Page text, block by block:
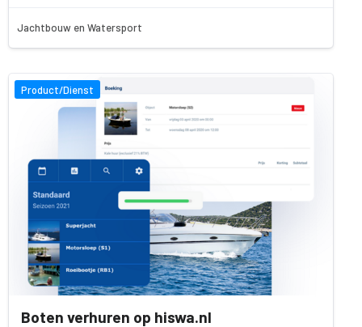
Jachtbouw en Watersport
Product/Dienst
Boten verhuren op hiswa.nl